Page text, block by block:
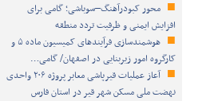
محور کبودرآهنگ–سوباشی؛ گامی برای
افزایش ایمنی و ظرفیت تردد منطقه
هوشمندسازی فرآیندهای کمیسیون ماده ۵ و
کارگروه امور زیربنایی در اصفهان/ گامی…
آعاز عملیات قیرپاشی معابر پروژه ۲۰۶ واحدی
نهضت ملی مسکن شهر قیر در استان فارس